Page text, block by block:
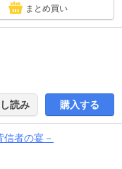
まとめ買い
読み 購入する
者の宴－